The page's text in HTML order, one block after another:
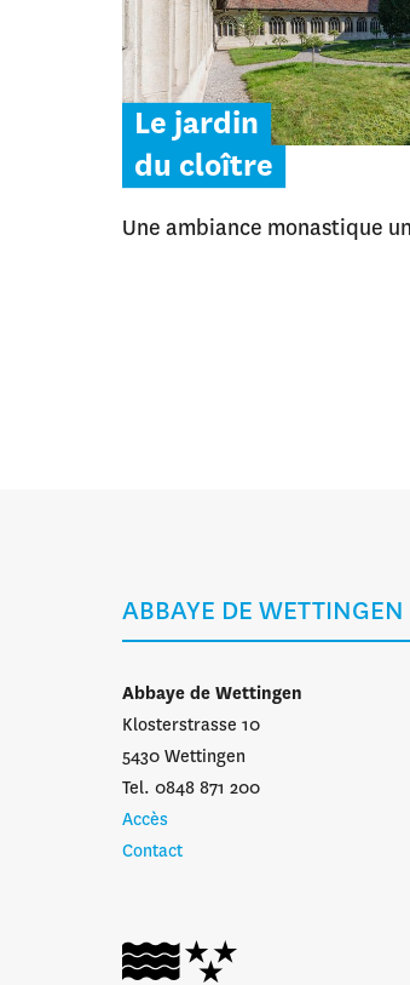
Le jardin
du cloître
Une ambiance monastique
ABBAYE DE WETTINGEN
Abbaye de Wettingen
Klosterstrasse 10
5430 Wettingen
Tel. 0848 871 200
Accès
Contact